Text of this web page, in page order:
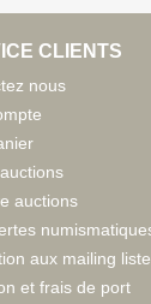
CLIENTS
nous
auctions
aux mailing
et frais de port